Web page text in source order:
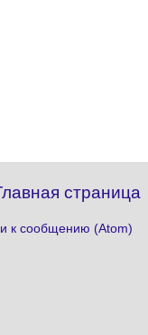
страница
к сообщению (Atom)